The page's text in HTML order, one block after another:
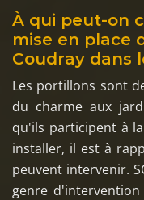
À qui peut-on
mise en place
Coudray dans
Les portillons sont
du charme aux
qu'ils participent à
installer, il est à
peuvent intervenir.
genre